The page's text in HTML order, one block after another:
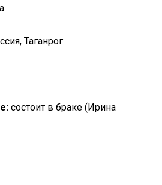
Таганрог
состоит в браке (Ирина